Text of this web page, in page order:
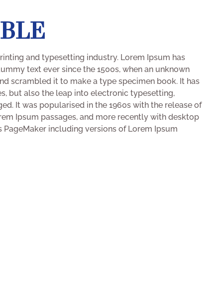
and typesetting industry. Lorem Ipsum has
text ever since the 1500s, when an unknown
scrambled it to make a type specimen book. It has
but also the leap into electronic typesetting,
It was popularised in the 1960s with the release of
Ipsum passages, and more recently with desktop
including versions of Lorem Ipsum